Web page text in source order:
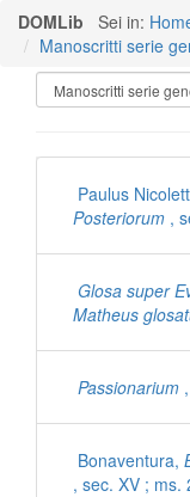
DOMLib Sei in:
Manoscritti serie
Manoscritti
Paulus
Posteriorum ,
Glosa super
Matheus
Passionarium
Bonaventura,
, sec. XV ; ms.